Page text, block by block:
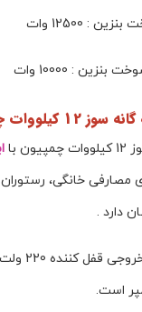
: 12500 وات
: 10000 وات
چمپیون
با
مصارفی خانگی،
دارد .